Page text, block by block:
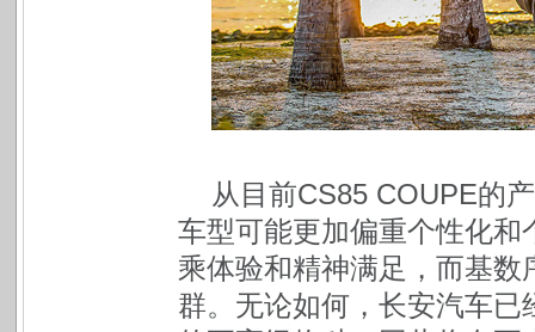
从目前CS85 COUPE的
车型可能更加偏重个性化
乘体验和精神满足，而基
群。无论如何，长安汽车